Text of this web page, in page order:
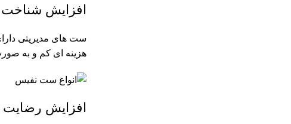
افزایش شناخت
ست های مدیریتی
هزینه ای کم و به
افزایش رضایت